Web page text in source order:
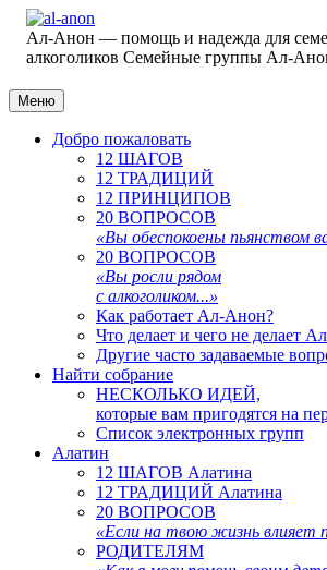
Ал-Анон — помощь и надежда для
алкоголиков Семейные группы Ал-
Меню
Добро пожаловать
12 ШАГОВ
12 ТРАДИЦИЙ
12 ПРИНЦИПОВ
20 ВОПРОСОВ
«Вы обеспокоены пьянством
20 ВОПРОСОВ
«Вы росли рядом
с алкоголиком...»
Как работает Ал-Анон?
Что делает и чего не делает
Другие часто задаваемые
Найти собрание
НЕСКОЛЬКО ИДЕЙ,
которые вам пригодятся на
Список электронных групп
Алатин
12 ШАГОВ Алатина
12 ТРАДИЦИЙ Алатина
20 ВОПРОСОВ
«Если на твою жизнь влияет
РОДИТЕЛЯМ